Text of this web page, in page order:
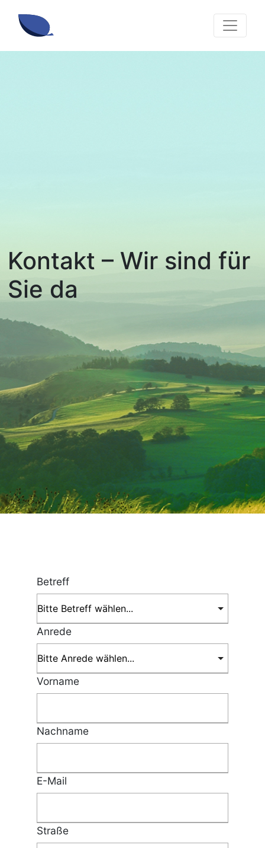
Kontakt – Wir sind für
Sie da
Betreff
Anrede
Vorname
Nachname
E-Mail
Straße